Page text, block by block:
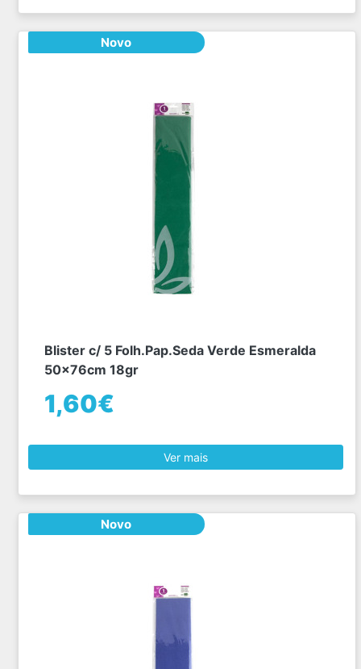
Novo
Blister c/ 5 Folh.Pap.Seda Verde Esmeralda
50x76cm 18gr
1,60€
Ver mais
Novo